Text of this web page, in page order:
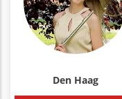
Den Haag